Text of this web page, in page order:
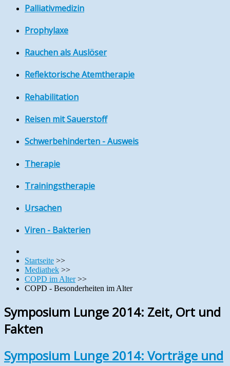
Palliativmedizin
Prophylaxe
Rauchen als Auslöser
Reflektorische Atemtherapie
Rehabilitation
Reisen mit Sauerstoff
Schwerbehinderten - Ausweis
Therapie
Trainingstherapie
Ursachen
Viren - Bakterien
Startseite >>
Mediathek >>
COPD im Alter >>
COPD - Besonderheiten im Alter
Symposium Lunge 2014: Zeit, Ort und
Fakten
Symposium Lunge 2014: Vorträge und